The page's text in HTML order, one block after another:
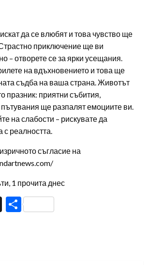
да се влюбят и това чувство ще
приключение ще ви
– отворете се за ярки усещания.
на вдъхновението и това ще
съдба на ваша страна. Животът
празник: приятни събития,
ще разпалят емоциите ви.
на слабости – рискувате да
с реалността.
съгласие на
1 прочита днес
X Share